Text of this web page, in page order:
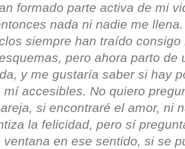
formado parte activa de mi
nada ni nadie me llena.
siempre han traído
pero ahora parto de
y me gustaría saber si hay
mí accesibles. No quiero
si encontraré el amor, ni
la felicidad, pero sí
ventana en ese sentido, si se